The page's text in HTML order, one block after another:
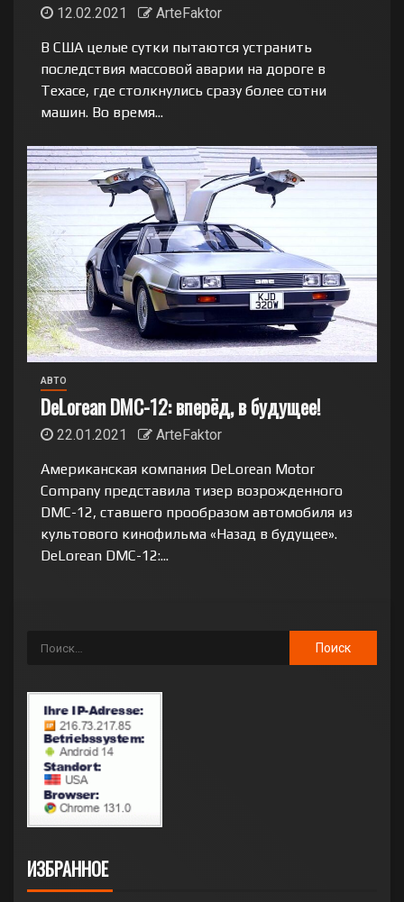
12.02.2021
ArteFaktor
В США целые сутки пытаются устранить
последствия массовой аварии на дороге в
Техасе, где столкнулись сразу более сотни
машин. Во время...
АВТО
DeLorean DMC-12: вперёд, в будущее!
22.01.2021
ArteFaktor
Американская компания DeLorean Motor
Company представила тизер возрожденного
DMC-12, ставшего прообразом автомобиля из
культового кинофильма «Назад в будущее».
DeLorean DMC-12:...
ИЗБРАННОЕ